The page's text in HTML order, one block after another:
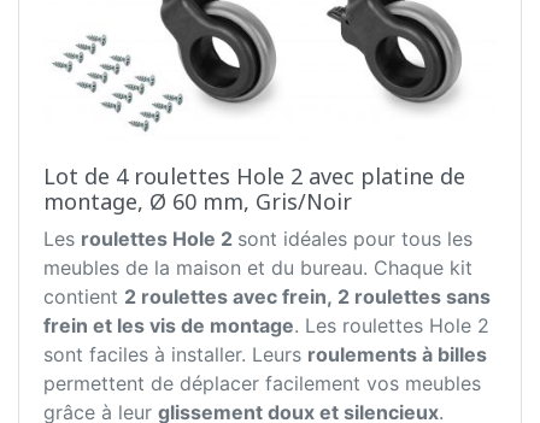
Lot de 4 roulettes Hole 2 avec platine de
montage, Ø 60 mm, Gris/Noir
Les roulettes Hole 2 sont idéales pour tous les
meubles de la maison et du bureau. Chaque kit
contient 2 roulettes avec frein, 2 roulettes sans
frein et les vis de montage. Les roulettes Hole 2
sont faciles à installer. Leurs roulements à billes
permettent de déplacer facilement vos meubles
grâce à leur glissement doux et silencieux.